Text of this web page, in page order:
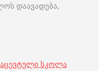
დაავადება,
სკოლა